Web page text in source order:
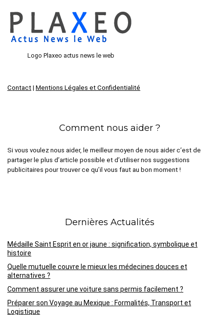
Logo Plaxeo actus news le web
Contact | Mentions Légales et Confidentialité
Comment nous aider ?
Si vous voulez nous aider, le meilleur moyen de nous aider c’est de
partager le plus d’article possible et d’utiliser nos suggestions
publicitaires pour trouver ce qu’il vous faut au bon moment !
Dernières Actualités
Médaille Saint Esprit en or jaune : signification, symbolique et
histoire
Quelle mutuelle couvre le mieux les médecines douces et
alternatives ?
Comment assurer une voiture sans permis facilement ?
Préparer son Voyage au Mexique : Formalités, Transport et
Logistique